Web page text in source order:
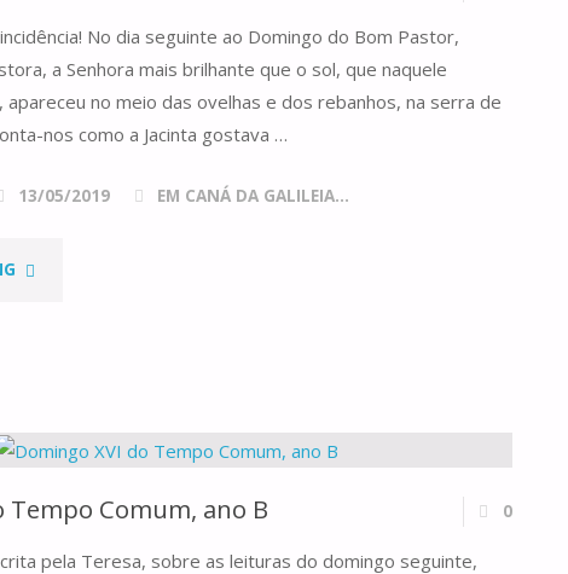
No dia seguinte ao Domingo do Bom Pastor,
a Senhora mais brilhante que o sol, que naquele
apareceu no meio das ovelhas e dos rebanhos, na serra de
nos como a Jacinta gostava …
13/05/2019 EM CANÁ DA GALILEIA...
"A
Tempo Comum, ano B 0
pela Teresa, sobre as leituras do domingo seguinte,